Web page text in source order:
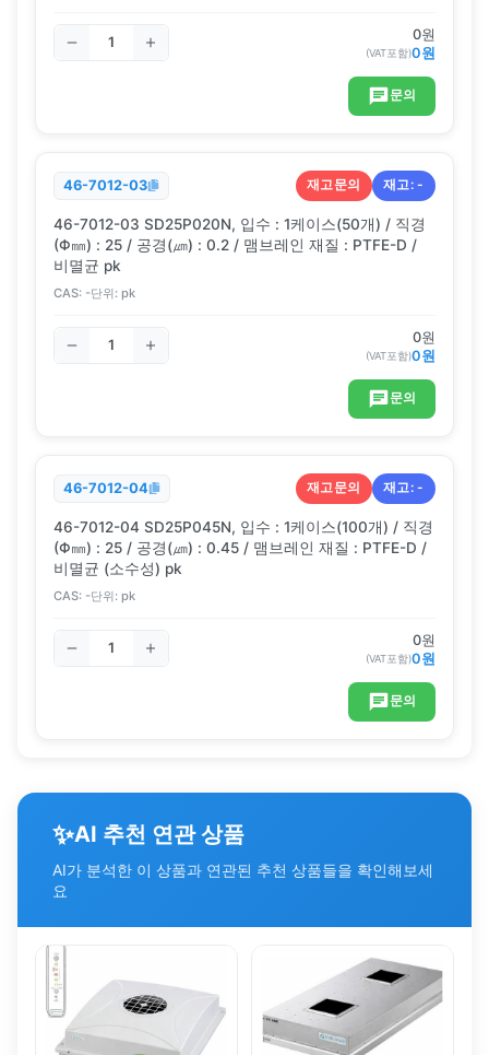
0원
(VAT포함)0원
문의
46-7012-03 재고문의 재고:-
46-7012-03 SD25P020N, 입수 : 1케이스(50개) / 직경
(Φ㎜) : 25 / 공경(㎛) : 0.2 / 맴브레인 재질 : PTFE-D /
비멸균 pk
CAS: -단위: pk
0원
(VAT포함)0원
문의
46-7012-04 재고문의 재고:-
46-7012-04 SD25P045N, 입수 : 1케이스(100개) / 직경
(Φ㎜) : 25 / 공경(㎛) : 0.45 / 맴브레인 재질 : PTFE-D /
비멸균 (소수성) pk
CAS: -단위: pk
0원
(VAT포함)0원
문의
✨AI 추천 연관 상품
AI가 분석한 이 상품과 연관된 추천 상품들을 확인해보세
요